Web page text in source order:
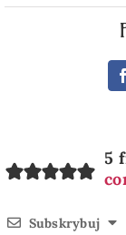
5
Subskrybuj